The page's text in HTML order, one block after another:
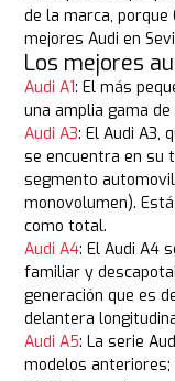
de la marca,
mejores Audi en
Los mejores
Audi A1: El más
una amplia gama
Audi A3: El Audi A3,
se encuentra en su
segmento
monovolumen).
como total.
Audi A4: El Audi A4
familiar y
generación que es
delantera
Audi A5: La serie
modelos